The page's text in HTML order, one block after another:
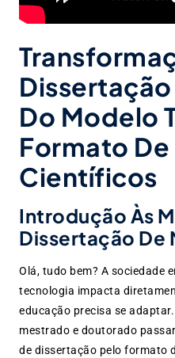
Do Modelo
Formato
Científicos
Introdução Às
Dissertação De
Olá, tudo bem? A sociedade
tecnologia impacta
educação precisa se
mestrado e doutorado
de dissertação pelo formato